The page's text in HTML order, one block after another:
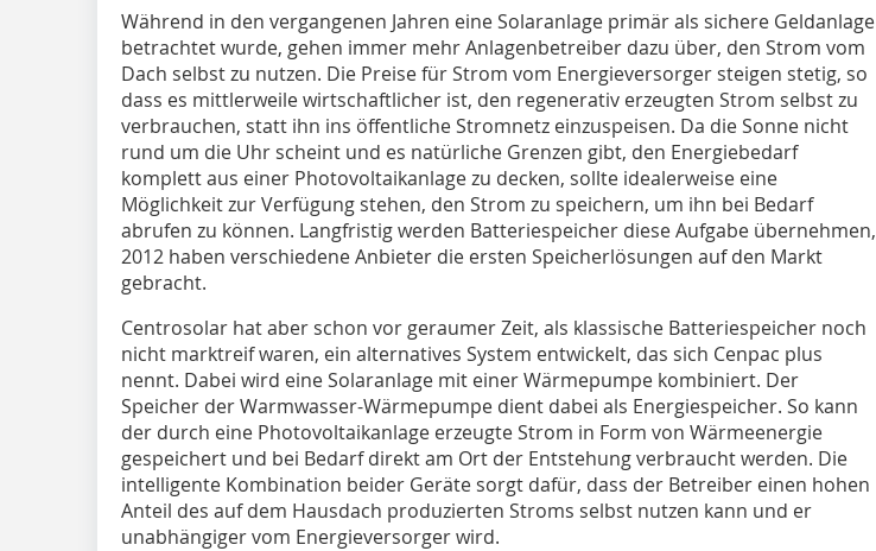
Während in den vergangenen Jahren eine Solaranlage primär als sichere Geldanlage
betrachtet wurde, gehen immer mehr Anlagenbetreiber dazu über, den Strom vom
Dach selbst zu nutzen. Die Preise für Strom vom Energieversorger steigen stetig, so
dass es mittlerweile wirtschaftlicher ist, den regenerativ erzeugten Strom selbst zu
verbrauchen, statt ihn ins öffentliche Stromnetz einzuspeisen. Da die Sonne nicht
rund um die Uhr scheint und es natürliche Grenzen gibt, den Energiebedarf
komplett aus einer Photovoltaikanlage zu decken, sollte idealerweise eine
Möglichkeit zur Verfügung stehen, den Strom zu speichern, um ihn bei Bedarf
abrufen zu können. Langfristig werden Batteriespeicher diese Aufgabe übernehmen,
2012 haben verschiedene Anbieter die ersten Speicherlösungen auf den Markt
gebracht.
Centrosolar hat aber schon vor geraumer Zeit, als klassische Batteriespeicher noch
nicht marktreif waren, ein alternatives System entwickelt, das sich Cenpac plus
nennt. Dabei wird eine Solaranlage mit einer Wärmepumpe kombiniert. Der
Speicher der Warmwasser-Wärmepumpe dient dabei als Energiespeicher. So kann
der durch eine Photovoltaikanlage erzeugte Strom in Form von Wärmeenergie
gespeichert und bei Bedarf direkt am Ort der Entstehung verbraucht werden. Die
intelligente Kombination beider Geräte sorgt dafür, dass der Betreiber einen hohen
Anteil des auf dem Hausdach produzierten Stroms selbst nutzen kann und er
unabhängiger vom Energieversorger wird.